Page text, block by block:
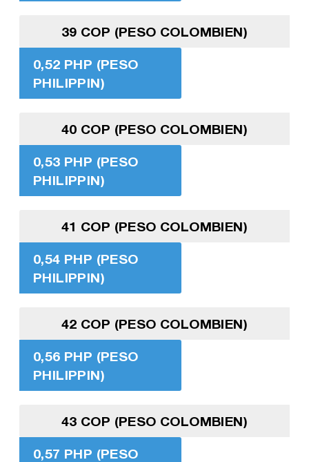
39 COP (PESO COLOMBIEN)
0,52 PHP (PESO
PHILIPPIN)
40 COP (PESO COLOMBIEN)
0,53 PHP (PESO
PHILIPPIN)
41 COP (PESO COLOMBIEN)
0,54 PHP (PESO
PHILIPPIN)
42 COP (PESO COLOMBIEN)
0,56 PHP (PESO
PHILIPPIN)
43 COP (PESO COLOMBIEN)
0,57 PHP (PESO